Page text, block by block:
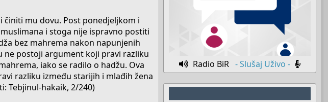
činiti mu dovu. Post ponedjeljkom i
i stoga nije ispravno postiti
bez mahrema nakon napunjenih
ne postoji argument koji pravi razliku
iako se radilo o hadžu. Ova
razliku između starijih i mlađih žena
Tebjinul-hakaik, 2/240)
Radio BiR - Slušaj Uživo -